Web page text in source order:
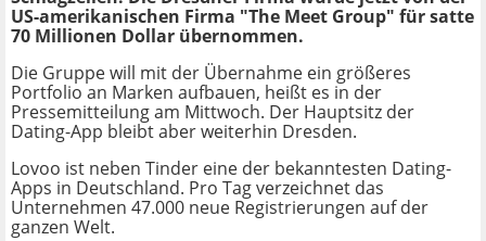
US-amerikanischen Firma "The Meet Group" für satte
70 Millionen Dollar übernommen.
Die Gruppe will mit der Übernahme ein größeres
Portfolio an Marken aufbauen, heißt es in der
Pressemitteilung am Mittwoch. Der Hauptsitz der
Dating-App bleibt aber weiterhin Dresden.
Lovoo ist neben Tinder eine der bekanntesten Dating-
Apps in Deutschland. Pro Tag verzeichnet das
Unternehmen 47.000 neue Registrierungen auf der
ganzen Welt.